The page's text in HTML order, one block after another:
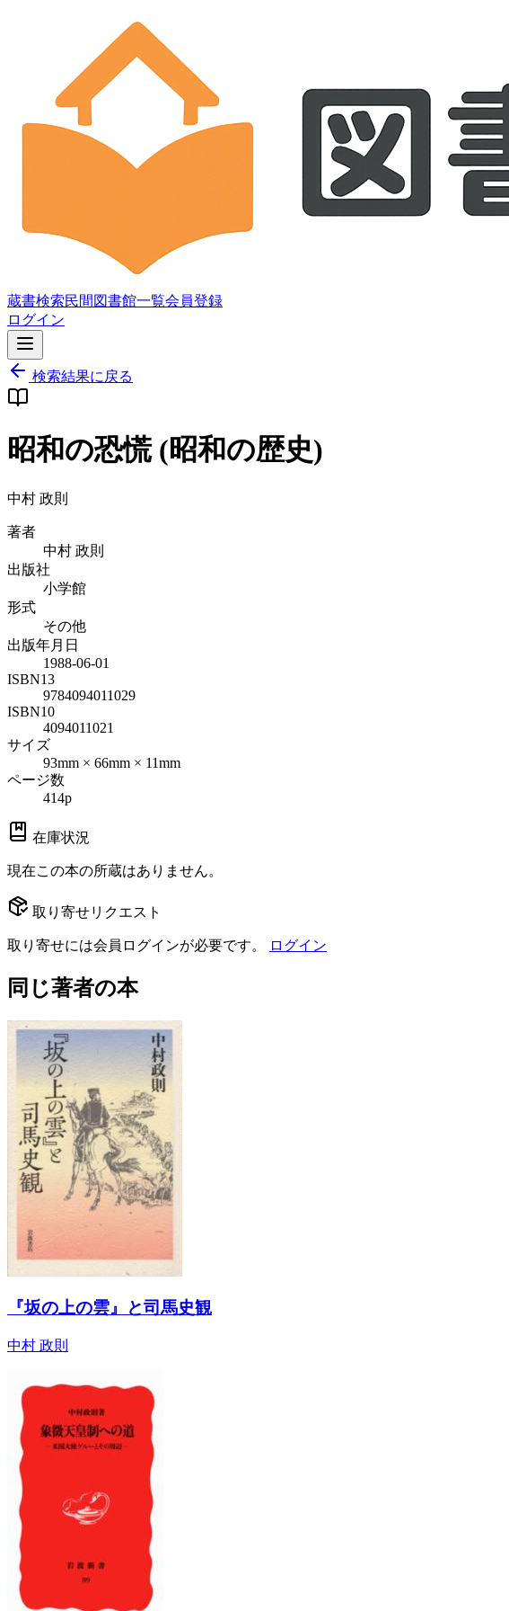
蔵書検索民間図書館一覧会員登録
ログイン
検索結果に戻る
昭和の恐慌 (昭和の歴史)
中村 政則
著者
中村 政則
出版社
小学館
形式
その他
出版年月日
1988-06-01
ISBN13
9784094011029
ISBN10
4094011021
サイズ
93mm × 66mm × 11mm
ページ数
414p
在庫状況
現在この本の所蔵はありません。
取り寄せリクエスト
取り寄せには会員ログインが必要です。 ログイン
同じ著者の本
『坂の上の雲』と司馬史観
中村 政則